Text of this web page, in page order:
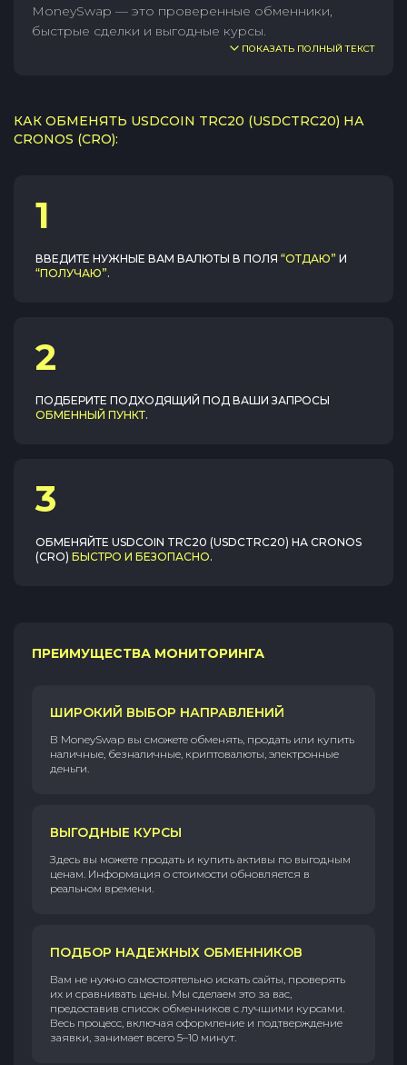
MoneySwap — это проверенные обменники,
быстрые сделки и выгодные курсы.
ПОКАЗАТЬ ПОЛНЫЙ ТЕКСТ
КАК ОБМЕНЯТЬ USDCOIN TRC20 (USDCTRC20) НА
CRONOS (CRO):
1
ВВЕДИТЕ НУЖНЫЕ ВАМ ВАЛЮТЫ В ПОЛЯ “ОТДАЮ” И
“ПОЛУЧАЮ”.
2
ПОДБЕРИТЕ ПОДХОДЯЩИЙ ПОД ВАШИ ЗАПРОСЫ
ОБМЕННЫЙ ПУНКТ.
3
ОБМЕНЯЙТЕ USDCOIN TRC20 (USDCTRC20) НА CRONOS
(CRO) БЫСТРО И БЕЗОПАСНО.
ПРЕИМУЩЕСТВА МОНИТОРИНГА
ШИРОКИЙ ВЫБОР НАПРАВЛЕНИЙ
В MoneySwap вы сможете обменять, продать или купить
наличные, безналичные, криптовалюты, электронные
деньги.
ВЫГОДНЫЕ КУРСЫ
Здесь вы можете продать и купить активы по выгодным
ценам. Информация о стоимости обновляется в
реальном времени.
ПОДБОР НАДЕЖНЫХ ОБМЕННИКОВ
Вам не нужно самостоятельно искать сайты, проверять
их и сравнивать цены. Мы сделаем это за вас,
предоставив список обменников с лучшими курсами.
Весь процесс, включая оформление и подтверждение
заявки, занимает всего 5–10 минут.